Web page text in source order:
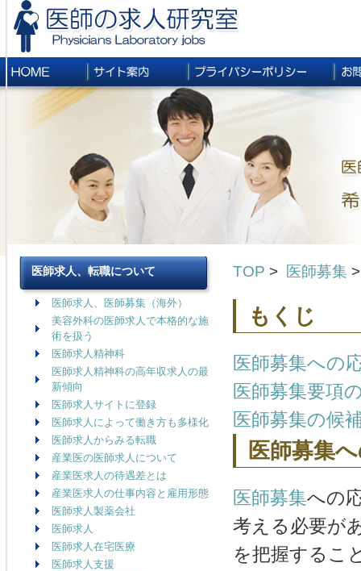
医師求人、転職について
医師求人、医師募集（海外）
美容外科の医師求人で本格的な施
術を扱う
医師求人精神科
医師求人精神科の高年収求人の最
新傾向
医師求人サイトに登録
医師求人によって働き方も多様化
医師求人からみる転職
産業医の医師求人について
産業医求人の待遇差とは
産業医求人の仕事内容と雇用形態
医師求人製薬会社
医師求人
医師求人在宅医療
医師求人支援
TOP 医師募集
もくじ
医師募集への
医師募集要項
医師募集の候
医師募集
医師募集への
考える必要が
を把握するこ